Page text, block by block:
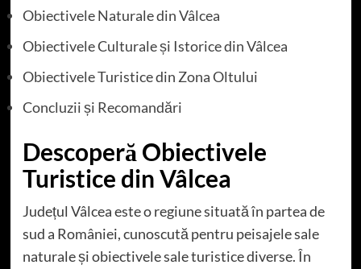
Obiectivele Naturale din Vâlcea
Obiectivele Culturale și Istorice din Vâlcea
Obiectivele Turistice din Zona Oltului
Concluzii și Recomandări
Descoperă Obiectivele
Turistice din Vâlcea
Județul Vâlcea este o regiune situată în partea de
sud a României, cunoscută pentru peisajele sale
naturale și obiectivele sale turistice diverse. În